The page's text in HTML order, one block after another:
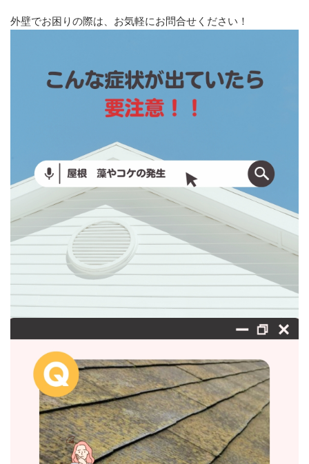
外壁でお困りの際は、お気軽にお問合せください！